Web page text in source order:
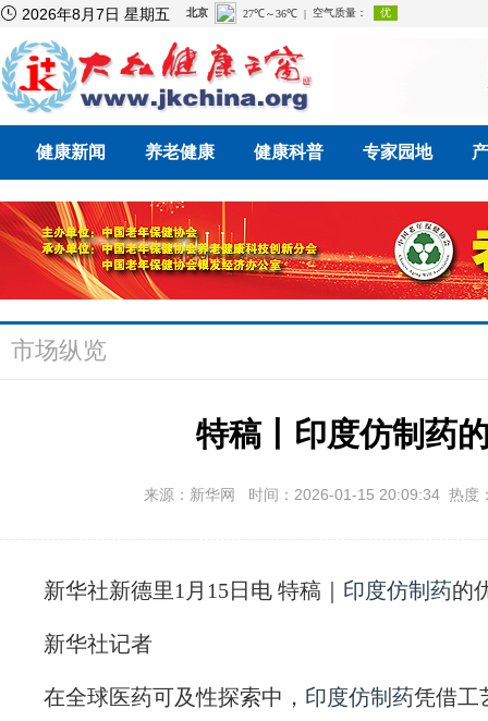
 2026年8月7日 星期五
健康新闻 养老健康 健康科普 专家园地
市场纵览
特稿丨印度仿制药
来源：新华网 时间：2026-01-15 20:09:34 热度
新华社新德里1月15日电 特稿｜ 印度仿制药的
新华社记者
在全球医药可及性探索中， 印度仿制药凭借工